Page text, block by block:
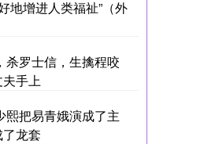
地增进人类福祉”（外
杀罗士信，生擒程咬
手上
熙把易青娥演成了主
龙套